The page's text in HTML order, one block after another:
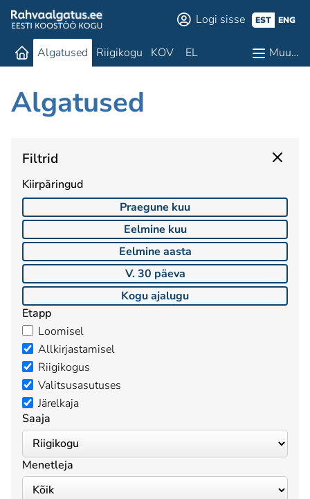
Logi sisse EST ENG
Algatused Riigikogu KOV EL Muu…
Algatused
Filtrid
Kiirpäringud
Praegune kuu
Eelmine kuu
Eelmine aasta
V. 30 päeva
Kogu ajalugu
Etapp
Loomisel
Allkirjastamisel
Riigikogus
Valitsusasutuses
Järelkaja
Saaja
Menetleja